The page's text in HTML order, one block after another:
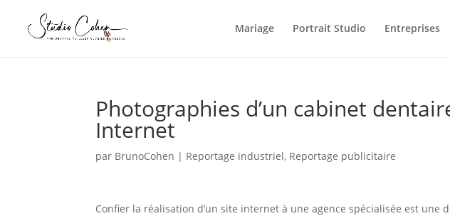
Mariage Portrait Studio Entreprises
Photographies d’un cabinet
Internet
par BrunoCohen | Reportage industriel, Reportage publicitaire
Confier la réalisation d’un site internet à une agence spécialisée est une